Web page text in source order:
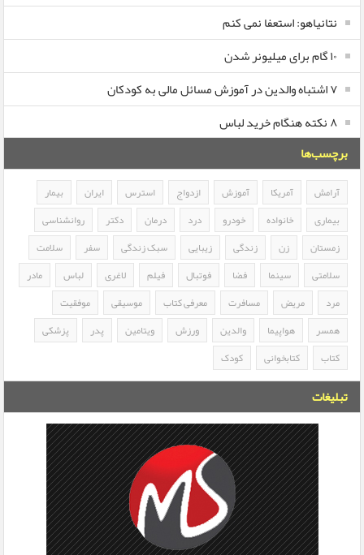
نتانیاهو: استعفا نمی کنم
۱۰ گام برای میلیونر شدن
۷ اشتباه والدین در آموزش مسائل مالی به کودکان
۸ نکته هنگام خرید لباس
برچسب‌ها
آرامش آمریکا آموزش ازدواج استرس ایران
بیمار
بیماری
خانواده خودرو درد درمان دکتر
روانشناسی
زمستان
زن زندگی زیبایی سبک زندگی سفر
سلامت
سلامتی
سینما فضا فوتبال فیلم لاغری لباس
مادر
مرد
مریض مسافرت معرفی کتاب موسیقی
موفقیت
همسر
هواپیما والدین ورزش ویتامین پدر
پزشکی
کتاب
کتابخوانی کودک
تبلیغات